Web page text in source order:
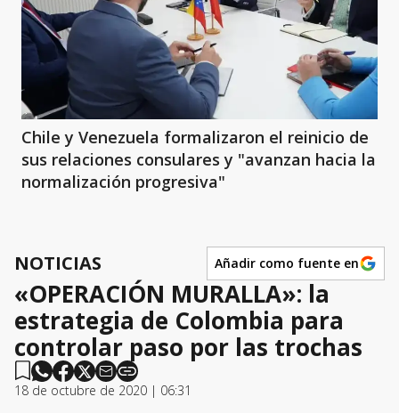
Chile y Venezuela formalizaron el reinicio de
sus relaciones consulares y "avanzan hacia la
normalización progresiva"
NOTICIAS Añadir como fuente en
«OPERACIÓN MURALLA»: la
estrategia de Colombia para
controlar paso por las trochas
18 de octubre de 2020 | 06:31